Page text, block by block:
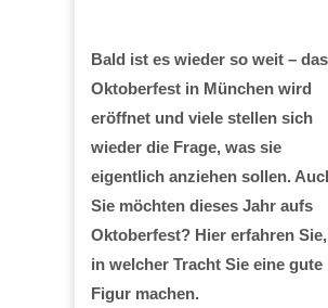
Bald ist es wieder so weit – das
Oktoberfest in München wird
eröffnet und viele stellen sich
wieder die Frage, was sie
eigentlich anziehen sollen.
Sie möchten dieses Jahr aufs
Oktoberfest? Hier erfahren Sie,
in welcher Tracht Sie eine gute
Figur machen.